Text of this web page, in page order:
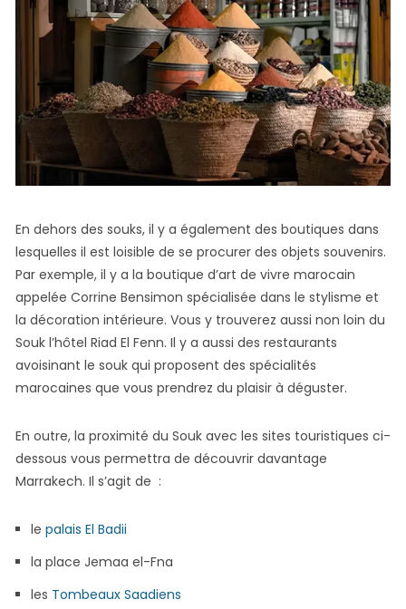
En dehors des souks, il y a également des boutiques dans
lesquelles il est loisible de se procurer des objets souvenirs.
Par exemple, il y a la boutique d’art de vivre marocain
appelée Corrine Bensimon spécialisée dans le stylisme et
la décoration intérieure. Vous y trouverez aussi non loin du
Souk l’hôtel Riad El Fenn. Il y a aussi des restaurants
avoisinant le souk qui proposent des spécialités
marocaines que vous prendrez du plaisir à déguster.
En outre, la proximité du Souk avec les sites touristiques ci-
dessous vous permettra de découvrir davantage
Marrakech. Il s’agit de :
lepalais El Badii
la placeJemaa el-Fna
les Tombeaux Saadiens